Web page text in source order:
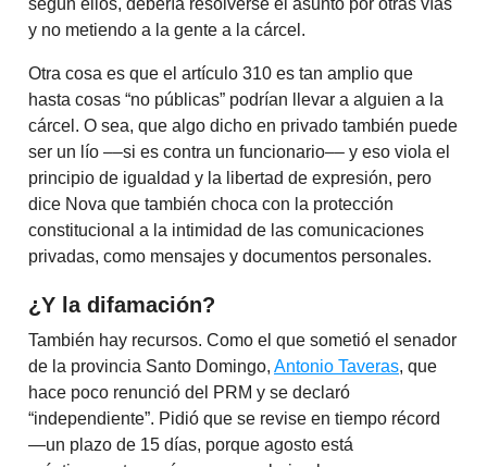
y no metiendo a la gente a la cárcel.
Otra cosa es que el artículo 310 es tan amplio que
hasta cosas “no públicas” podrían llevar a alguien a la
cárcel. O sea, que algo dicho en privado también puede
ser un lío ––si es contra un funcionario–– y eso viola el
principio de igualdad y la libertad de expresión, pero
dice Nova que también choca con la protección
constitucional a la intimidad de las comunicaciones
privadas, como mensajes y documentos personales.
¿Y la difamación?
También hay recursos. Como el que sometió el senador
de la provincia Santo Domingo, Antonio Taveras, que
hace poco renunció del PRM y se declaró
“independiente”. Pidió que se revise en tiempo récord
—un plazo de 15 días, porque agosto está